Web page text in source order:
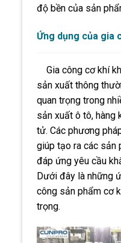
độ bền của sản
Ứng dụng của gia
Gia công cơ khí
sản xuất thông
quan trọng trong
sản xuất ô tô, hàng
tử. Các phương
giúp tạo ra các sản
đáp ứng yêu cầu
Dưới đây là những
công sản phẩm cơ
trọng.